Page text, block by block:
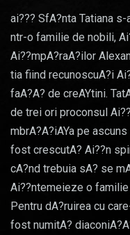
ai??? SfA?nta Tatiana
ntr-o familie de nobili,
Ai??mpA?raA?ilor
tia fiind recunoscuA?i
faA?A? de creAYtini.
de trei ori proconsul
mbrA?A?iAYa pe
fost crescutA? Ai??n
cA?nd trebuia sA? se
Ai??ntemeieze o familie
Pentru dA?ruirea cu
fost numitA?